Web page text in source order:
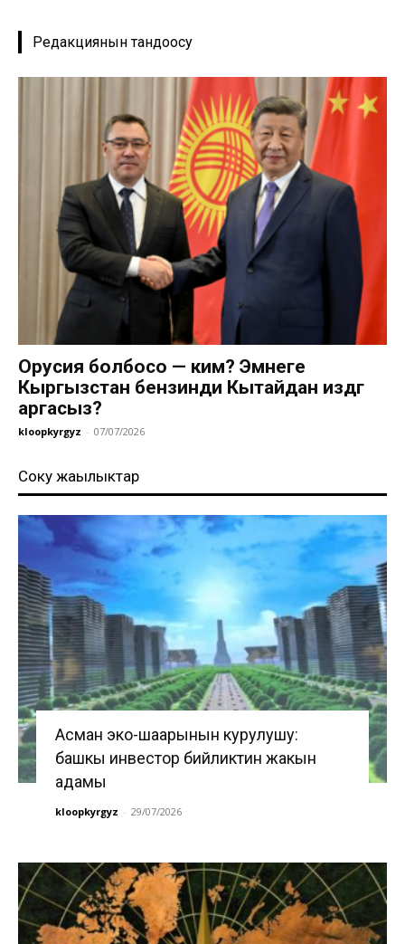
Редакциянын тандоосу
Орусия болбосо — ким? Эмнеге
Кыргызстан бензинди Кытайдан издөөгө
аргасыз?
kloopkyrgyz - 07/07/2026
Соңку жаңылыктар
Асман эко-шаарынын курулушу:
башкы инвестор бийликтин жакын
адамы
kloopkyrgyz - 29/07/2026